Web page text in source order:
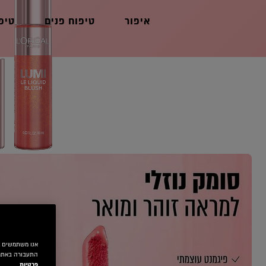
איפור טיפוח פנים
התעבורה